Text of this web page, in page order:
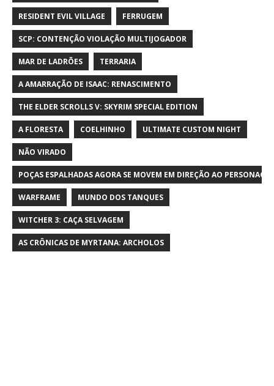
RESIDENT EVIL VILLAGE FERRUGEM
SCP: CONTENÇÃO VIOLAÇÃO MULTIJOGADOR
MAR DE LADRÕES TERRARIA
A AMARRAÇÃO DE ISAAC: RENASCIMENTO
THE ELDER SCROLLS V: SKYRIM SPECIAL EDITION
A FLORESTA COELHINHO ULTIMATE CUSTOM NIGHT
NÃO VIRADO
POÇAS ESPALHADAS AGORA SE MOVEM EM DIREÇÃO AO
WARFRAME MUNDO DOS TANQUES
WITCHER 3: CAÇA SELVAGEM
AS CRÔNICAS DE MYRTANA: ARCHOLOS